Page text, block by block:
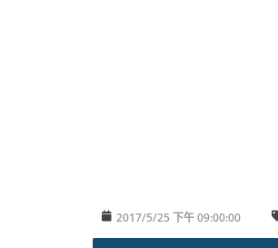
2017/5/25 下午 09:00:00